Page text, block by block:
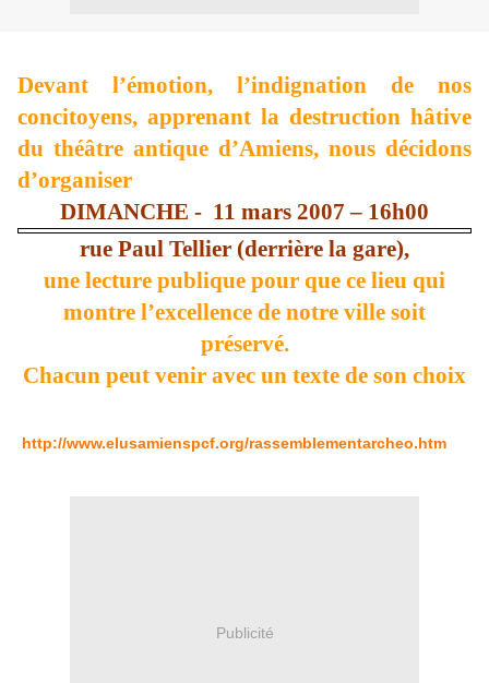
Devant l’émotion, l’indignation de nos
concitoyens, apprenant la destruction hâtive
du théâtre antique d’Amiens, nous décidons
d’organiser
DIMANCHE - 11 mars 2007 – 16h00
rue Paul Tellier (derrière la gare),
une lecture publique pour que ce lieu qui
montre l’excellence de notre ville soit
préservé.
Chacun peut venir avec un texte de son choix
http://www.elusamienspcf.org/rassemblementarcheo.htm
Publicité